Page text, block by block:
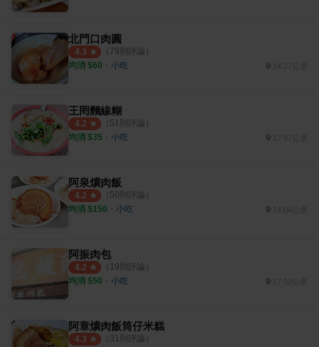
北門口肉圓
4.3 （ 79則評論）
均消 $60 ・ 小吃 14.27公里
王罔麵線糊
4.2 （ 51則評論）
均消 $35 ・ 小吃
阿泉爌肉飯
4.2 （ 50則評論）
均消 $150 ・ 小吃 14.04公里
阿振肉包
4.2 （ 19則評論）
均消 $50 ・ 小吃 17.52公里
阿章爌肉飯筒仔米糕
4.3 （ 31則評論）